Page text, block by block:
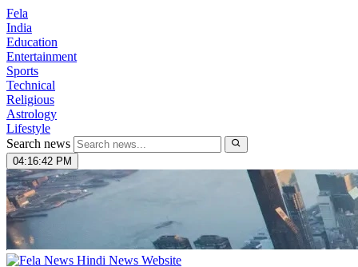
Fela
India
Education
Entertainment
Sports
Technical
Religious
Astrology
Lifestyle
Search news
04:16:43 PM